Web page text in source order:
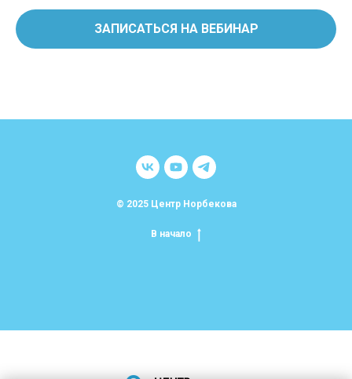
ЗАПИСАТЬСЯ НА ВЕБИНАР
© 2025 Центр Норбекова
В начало